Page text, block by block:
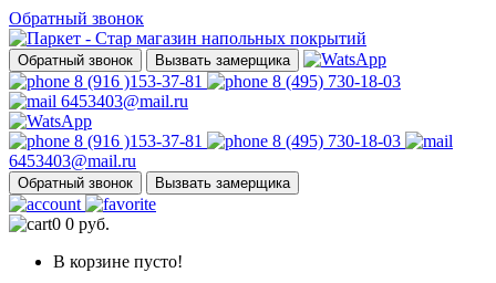
Обратный звонок
Обратный звонок Вызвать замерщика
8 (916 )153-37-81
8 (495) 730-18-03
6453403@mail.ru
8 (916 )153-37-81
8 (495) 730-18-03
6453403@mail.ru
Обратный звонок Вызвать замерщика
0 0 руб.
В корзине пусто!